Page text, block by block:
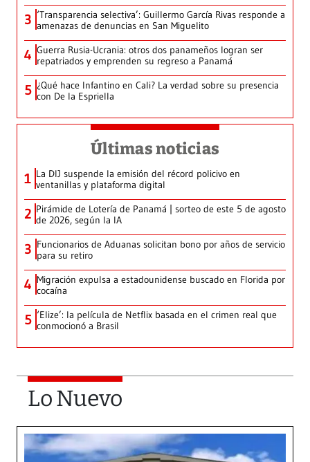
3 ‘Transparencia selectiva’: Guillermo García Rivas responde a
amenazas de denuncias en San Miguelito
4 Guerra Rusia-Ucrania: otros dos panameños logran ser
repatriados y emprenden su regreso a Panamá
5 ¿Qué hace Infantino en Cali? La verdad sobre su presencia
con De la Espriella
Últimas noticias
1 La DIJ suspende la emisión del récord policivo en
ventanillas y plataforma digital
2 Pirámide de Lotería de Panamá | sorteo de este 5 de agosto
de 2026, según la IA
3 Funcionarios de Aduanas solicitan bono por años de servicio
para su retiro
4 Migración expulsa a estadounidense buscado en Florida por
cocaína
5 ‘Elize’: la película de Netflix basada en el crimen real que
conmocionó a Brasil
Lo Nuevo